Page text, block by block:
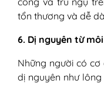
tổn thương và dễ
6. Dị nguyên từ
Những người có
dị nguyên như